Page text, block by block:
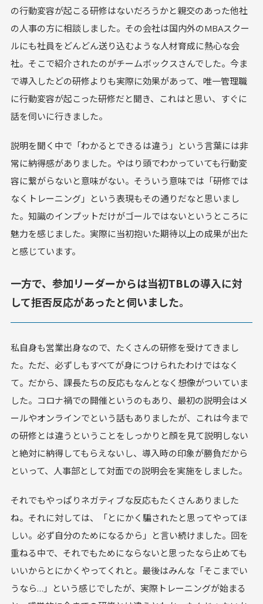
の行動変容が起こる研修はないだろうかと親交のあった他社
の人事の方に相談しました。その会社は国内外のMBAスクー
ルにも社員をどんどん送り込むような人材育成に熱心な会
社。そこで紹介されたのがチームボックスさんでした。今ま
で導入したどの研修よりも実際に効果があって、唯一管理職
に行動変容が起こった研修だと聞き、これはと思い、すぐに
話を伺いに行きました。
説明を聞く中で「わかるとできるは違う」という言葉には非
常に納得感がありました。やはり頭でわかっていても行動変
容に繋がらないと意味がない。そういう意味では「研修では
なくトレーニング」という表現もその通りだなと思いまし
た。知識のインプットだけがゴールではないというところに
魅力を感じました。実際に当初抱いた期待以上の成果が出た
と感じています。
一方で、参加リーダーからは当初TBLの導入に対
して拒否反応があったと伺いました。
私自身も営業出身なので、たくさんの研修を受けてきまし
た。ただ、必ずしもすべてが身につけられたわけではなく
て。だから、課長たちの反応もなんとなく想像がついていま
した。コロナ禍での開催というのもあり、最初の説明会はメ
ールやオンラインでという話もありましたが、これは今まで
の研修とは違うということをしっかりと顔を見て説明しない
と絶対に納得してもらえないし、導入時の印象が勝負だから
といって、人事部として対面での説明会を実施をしました。
それでもやっぱりネガティブな反応もたくさんありました
ね。それに対しては、「とにかく騙されたと思ってやってほ
しい。必ず自分のためになるから」と言い続けました。回を
重ねる中で、それでもためにならないと思ったなら止めても
いいからとにかくやってくれと。最後はみんな「そこまでい
うなら…」という感じでしたが、実際トレーニングが始まる